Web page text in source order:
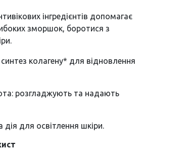
інгредієнтів допомагає
зморшок, боротися з
колагену* для відновлення
розгладжують та надають
дія для освітлення шкіри.